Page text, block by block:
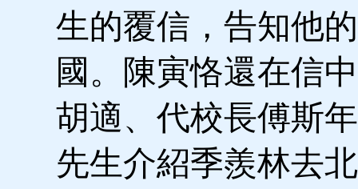
生的覆信，告知他
國。陳寅恪還在信
胡適、代校長傅斯
先生介紹季羨林去